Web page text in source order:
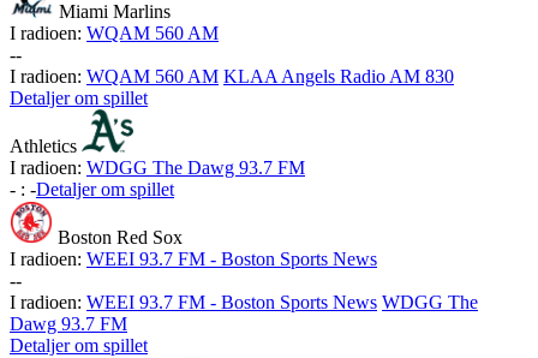
Miami Marlins
I radioen: WQAM 560 AM
--
I radioen: WQAM 560 AM KLAA Angels Radio AM 830
Detaljer om spillet
Athletics
I radioen: WDGG The Dawg 93.7 FM
- : -Detaljer om spillet
Boston Red Sox
I radioen: WEEI 93.7 FM - Boston Sports News
--
I radioen: WEEI 93.7 FM - Boston Sports News WDGG The
Dawg 93.7 FM
Detaljer om spillet